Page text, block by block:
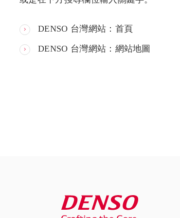
DENSO 台灣網站：首頁
DENSO 台灣網站：網站地圖